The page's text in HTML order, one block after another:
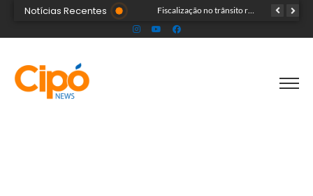
Notícias Recentes TRAGÉDIA: helicóptero cai e mata quatro pessoas; vítimas eram turistas